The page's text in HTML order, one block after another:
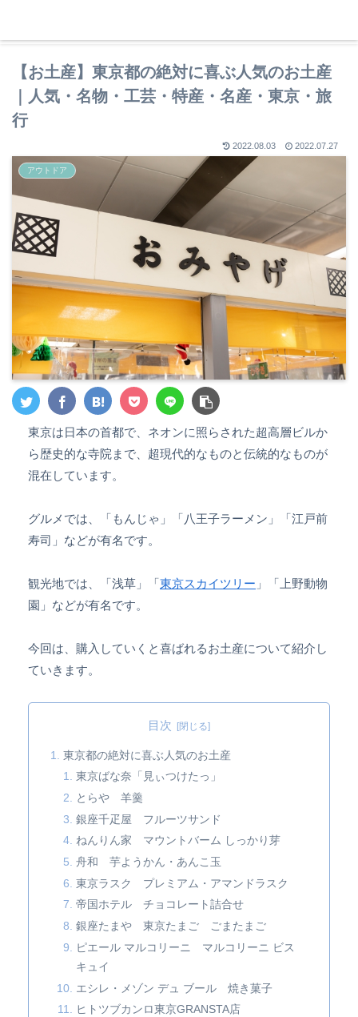
【お土産】東京都の絶対に喜ぶ人気のお土産
｜人気・名物・工芸・特産・名産・東京・旅
行
2022.08.03 2022.07.27
アウトドア
東京は日本の首都で、ネオンに照らされた超高層ビルか
ら歴史的な寺院まで、超現代的なものと伝統的なものが
混在しています。
グルメでは、「もんじゃ」「八王子ラーメン」「江戸前
寿司」などが有名です。
観光地では、「浅草」「東京スカイツリー 」「上野動物
園」などが有名です。
今回は、購入していくと喜ばれるお土産について紹介し
ていきます。
目次
東京都の絶対に喜ぶ人気のお土産
東京ばな奈「見ぃつけたっ」
とらや 羊羹
銀座千疋屋 フルーツサンド
ねんりん家 マウントバーム しっかり芽
舟和 芋ようかん・あんこ玉
東京ラスク プレミアム・アマンドラスク
帝国ホテル チョコレート詰合せ
銀座たまや 東京たまご ごまたまご
ピエール マルコリーニ マルコリーニ ビス
キュイ
エシレ・メゾン デュ ブール 焼き菓子
ヒトツブカンロ東京GRANSTA店